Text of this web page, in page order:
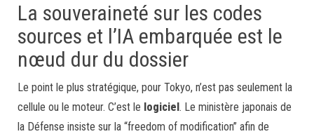
La souveraineté sur les codes
sources et l’IA embarquée est le
nœud dur du dossier
Le point le plus stratégique, pour Tokyo, n’est pas seulement la
cellule ou le moteur. C’est le logiciel. Le ministère japonais de
la Défense insiste sur la “freedom of modification” afin de